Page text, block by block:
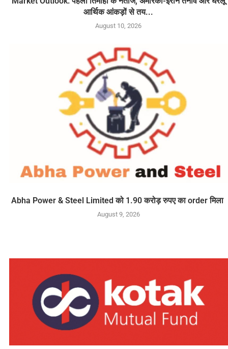
आर्थिक आंकड़ों से तय...
August 10, 2026
Abha Power & Steel Limited को 1.90 करोड़ रुपए का order मिला
August 9, 2026